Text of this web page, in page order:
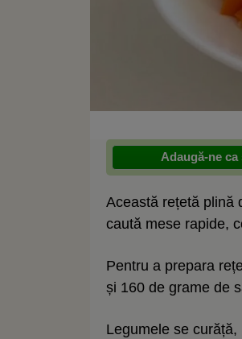
Adaugă-ne
Această rețetă plină
caută mese rapide,
Pentru a prepara
și 160 de grame de
Legumele se